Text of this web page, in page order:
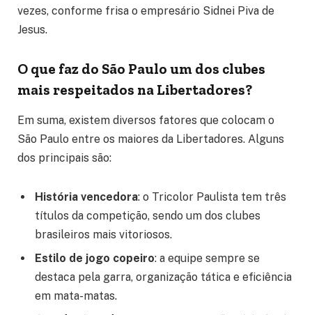
vezes, conforme frisa o empresário Sidnei Piva de
Jesus.
O que faz do São Paulo um dos clubes
mais respeitados na Libertadores?
Em suma, existem diversos fatores que colocam o
São Paulo entre os maiores da Libertadores. Alguns
dos principais são:
História vencedora: o Tricolor Paulista tem três
títulos da competição, sendo um dos clubes
brasileiros mais vitoriosos.
Estilo de jogo copeiro: a equipe sempre se
destaca pela garra, organização tática e eficiência
em mata-matas.